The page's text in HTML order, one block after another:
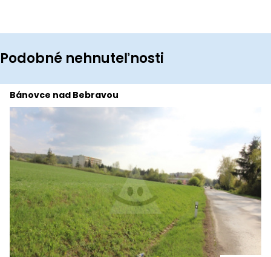
Podobné nehnuteľnosti
Bánovce nad Bebravou